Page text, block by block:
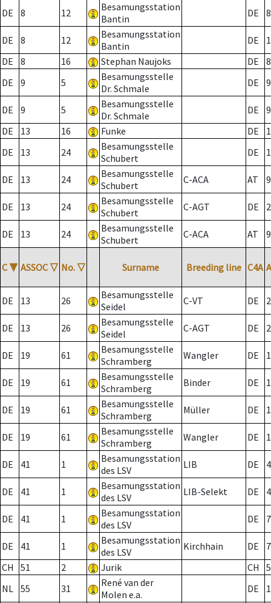
DE 8 12
Besamungsstation
Bantin
DE 8
DE 8 12
Besamungsstation
Bantin
DE
DE
8 16 Stephan Naujoks DE
8
DE
9 5
Besamungsstelle
Dr. Schmale
DE 9
DE 9 5
Besamungsstelle
Dr. Schmale
DE
9
DE
13 16 Funke DE
DE
13 24
Besamungsstelle
Schubert
DE
DE 13 24
Besamungsstelle
Schubert
C-ACA AT
DE 13 24
Besamungsstelle
Schubert
C-AGT DE 2
DE 13 24
Besamungsstelle
Schubert
C-ACA AT
C ▼ ASSOC ▽ No. ▽ Surname Breeding line C4A
DE 13 26
Besamungsstelle
Seidel
C-VT DE 2
DE 13 26
Besamungsstelle
Seidel
C-AGT DE 2
DE 19 61
Besamungsstelle
Schramberg
Wangler DE
DE 19 61
Besamungsstelle
Schramberg
Binder DE 1
DE 19 61
Besamungsstelle
Schramberg
Müller DE
DE 19 61
Besamungsstelle
Schramberg
Wangler DE
DE 41 1
Besamungsstation
des LSV
LIB DE
DE 41 1
Besamungsstation
des LSV
LIB-Selekt DE
DE 41 1
Besamungsstation
des LSV
DE 7
DE 41 1
Besamungsstation
des LSV
Kirchhain DE
7
CH
51 2 Jurik CH
NL 55 31
René van der
Molen e.a.
DE